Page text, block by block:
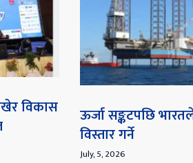
विकास
ऊर्जा सङ्कटपछि
विस्तार गर्ने
July, 5, 2026